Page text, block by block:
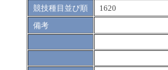
競技種目並び順
1620
備考